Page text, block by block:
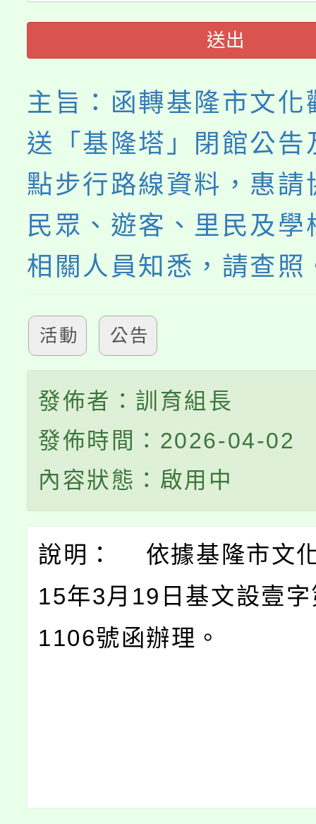
會
115年食農教育專業人
程
送出
主旨：函轉基隆市文化
送「基隆塔」閉館公告
點步行路線資料，惠請
民眾、遊客、里民及學
相關人員知悉，請查照
活動 公告
發佈者：訓育組長
發佈時間：2026-04-02
內容狀態：啟用中
說明： 依據基隆市文
15年3月19日基文設壹
1106號函辦理。